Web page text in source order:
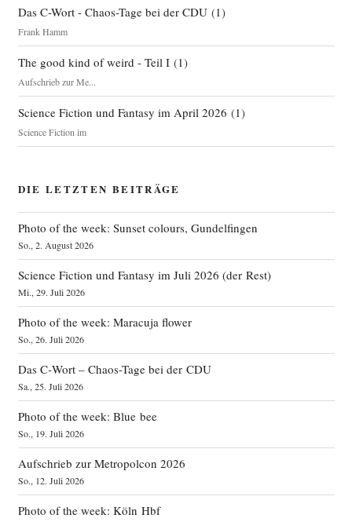
Das C-Wort - Chaos-Tage bei der CDU(1)
Frank Hamm
The good kind of weird - Teil I(1)
Aufschrieb zur Me...
Science Fiction und Fantasy im April 2026 (1)
Science Fiction im
DIE LETZTEN BEITRÄGE
Photo of the week: Sunset colours, Gundelfingen
So., 2. August 2026
Science Fiction und Fantasy im Juli 2026 (der Rest)
Mi., 29. Juli 2026
Photo of the week: Maracuja flower
So., 26. Juli 2026
Das C‑Wort – Chaos-Tage bei der CDU
Sa., 25. Juli 2026
Photo of the week: Blue bee
So., 19. Juli 2026
Aufschrieb zur Metropolcon 2026
So., 12. Juli 2026
Photo of the week: Köln Hbf